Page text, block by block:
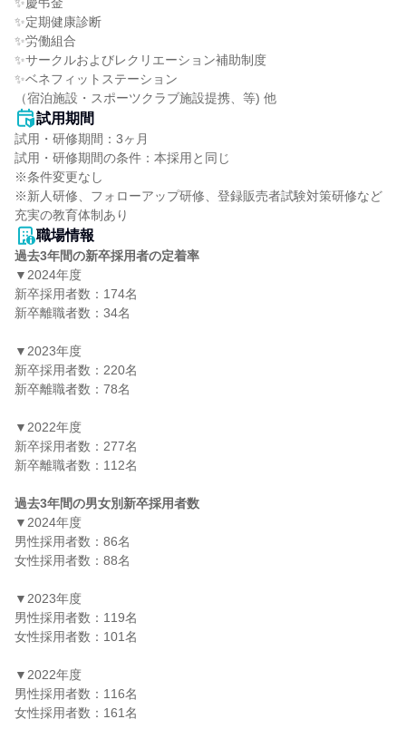
✨定期健康診断
✨労働組合
✨サークルおよびレクリエーション補助制度
✨ベネフィットステーション
（宿泊施設・スポーツクラブ施設提携、等) 他
試用期間
試用・研修期間：3ヶ月
試用・研修期間の条件：本採用と同じ
※条件変更なし
※新人研修、フォローアップ研修、登録販売者試験対策研修など
職場情報
過去3年間の新卒採用者の定着率
▼2024年度
新卒採用者数：174名
新卒離職者数：34名
▼2023年度
新卒採用者数：220名
新卒離職者数：78名
▼2022年度
新卒採用者数：277名
新卒離職者数：112名
過去3年間の男女別新卒採用者数
▼2024年度
男性採用者数：86名
女性採用者数：88名
▼2023年度
男性採用者数：119名
女性採用者数：101名
▼2022年度
男性採用者数：116名
女性採用者数：161名